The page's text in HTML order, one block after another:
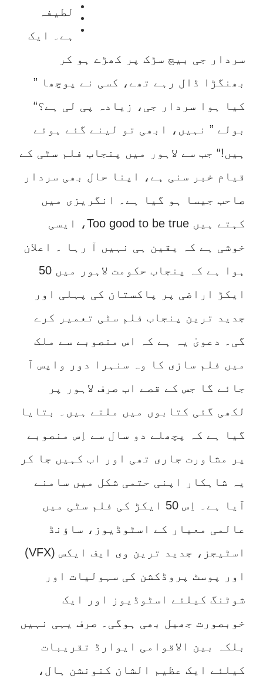
لطیفہ
ہے۔ ایک
سردار جی بیچ سڑک پر کھڑے ہو کر
بھنگڑا ڈال رہے تھے، کسی نے پوچھا ”
کیا ہوا سردار جی، زیادہ پی لی ہے؟“
بولے ” نہیں، ابھی تو لینے گئے ہوئے
ہیں!“ جب سے لاہور میں پنجاب فلم سٹی کے
قیام خبر سنی ہے، اپنا حال بھی سردار
صاحب جیسا ہو گیا ہے۔ انگریزی میں
کہتے ہیں Too good to be true، ایسی
خوشی ہے کہ یقین ہی نہیں آ رہا ۔ اعلان
ہوا ہے کہ پنجاب حکومت لاہور میں 50
ایکڑ اراضی پر پاکستان کی پہلی اور
جدید ترین پنجاب فلم سٹی تعمیر کرے
گی۔ دعویٰ یہ ہے کہ اس منصوبے سے ملک
میں فلم سازی کا وہ سنہرا دور واپس آ
جائے گا جس کے قصے اب صرف لاہور پر
لکھی گئی کتابوں میں ملتے ہیں۔ بتایا
گیا ہے کہ پچھلے دو سال سے اِس منصوبے
پر مشاورت جاری تھی اور اب کہیں جا کر
یہ شاہکار اپنی حتمی شکل میں سامنے
آیا ہے۔ اِس 50 ایکڑ کی فلم سٹی میں
عالمی معیار کے اسٹوڈیوز، ساؤنڈ
اسٹیجز، جدید ترین وی ایف ایکس (VFX)
اور پوسٹ پروڈکشن کی سہولیات اور
شوٹنگ کیلئے اسٹوڈیوز اور ایک
خوبصورت جھیل بھی ہوگی۔ صرف یہی نہیں
بلکہ بین الاقوامی ایوارڈ تقریبات
کیلئے ایک عظیم الشان کنونشن ہال،